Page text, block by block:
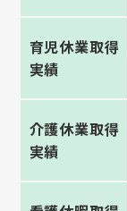
育児休業取得
実績
介護休業取得
実績